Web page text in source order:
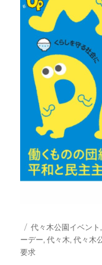
投
稿
日:
カ
テ
ゴ
代々木公園イベント
ーデー,代々木,代々木
要求